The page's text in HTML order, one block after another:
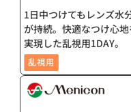
1日中つけてもレンズ水
が持続。快適なつけ心地
実現した乱視用1DAY。